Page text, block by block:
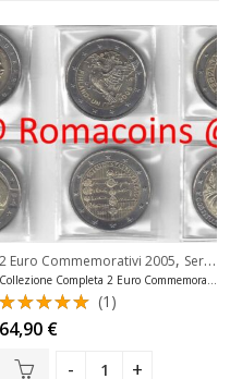
Commemorativi Finlandia
2 Euro Commemorativi 2005, Serie Complete 2 Euro
Collezione Completa 2 Euro Commemorativi 2005 6 Monete
Valutato
5.00 su 5
(1)
64,90 €